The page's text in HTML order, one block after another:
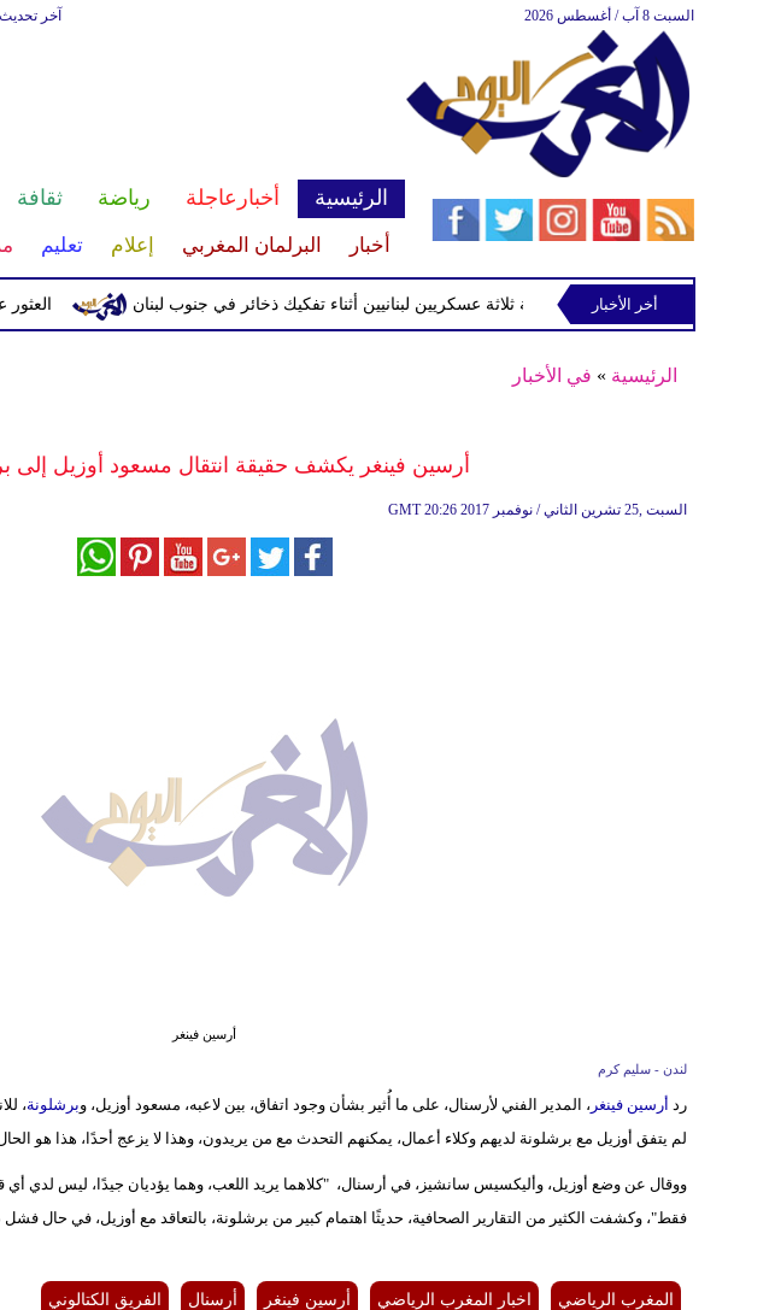
آخر تحديث GMT 19:58:14 السبت 8 آب / أغسطس 2026
الرئيسية أخبارعاجلة رياضة ثقافة
أخبار البرلمان المغربي إعلام تعليم
العثور على جثث 5 متسلقين فُقدوا العام الماضي في إصابة ثلاثة عسكريين لبنانيين أثناء تفكيك ذخائر في جنوب لبنانأخر الأخبار
الرئيسية » في الأخبار
أرسين فينغر يكشف حقيقة انتقال مسعود أوزيل إلى
GMT 20:26 2017 السبت ,25 تشرين الثاني / نوفمبر
أرسين فينغر
لندن - سليم كرم
رد أرسين فينغر ، المدير الفني لأرسنال، على ما أُثير بشأن وجود اتفاق، بين لاعبه، مسعود أوزيل، وبرشلونة،
لم يتفق أوزيل مع برشلونة لديهم وكلاء أعمال، يمكنهم التحدث مع من يريدون، وهذا لا يزعج أحدًا، هذا هو
ووقال عن وضع أوزيل، وأليكسيس سانشيز، في أرسنال، "كلاهما يريد اللعب، وهما يؤديان جيدًا، ليس لدي أي
فقط"، وكشفت الكثير من التقارير الصحافية، حديثًا اهتمام كبير من برشلونة، بالتعاقد مع أوزيل، في حال فشل
المغرب الرياضي اخبار المغرب الرياضي أرسين فينغر أرسنال الفريق الكتالوني